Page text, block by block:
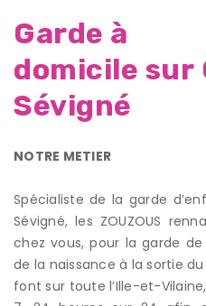
Garde à
domicile sur
Sévigné
NOTRE METIER
Spécialiste de la garde
Sévigné, les ZOUZOUS
chez vous, pour la garde
de la naissance à la sortie
font sur toute l’Ille-et-